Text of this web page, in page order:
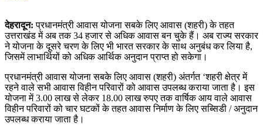
देहरादून: प्रधानमंत्री आवास योजना सबके लिए आवास (शहरी) के तहत
उत्तराखंड में अब तक 34 हजार से अधिक आवास बन चुके हैं। अब राज्य सरकार
ने योजना के दूसरे चरण के लिए भी भारत सरकार के साथ अनुबंध कर लिया है,
जिसमें लाभार्थियों को अधिक आर्थिक अनुदान प्राप्त हो सकेगा।
प्रधानमंत्री आवास योजना सबके लिए आवास (शहरी) अंतर्गत ‘शहरी क्षेत्र में
रहने वाले सभी आवास विहीन परिवारों को आवास उपलब्ध कराया जाता है। इस
योजना में 3.00 लाख से लेकर 18.00 लाख रुपए तक वार्षिक आय वाले आवास
विहीन परिवारों को चार घटकों के तहत आवास निर्माण के लिए सब्सिडी / अनुदान
उपलब्ध कराया जाता है।